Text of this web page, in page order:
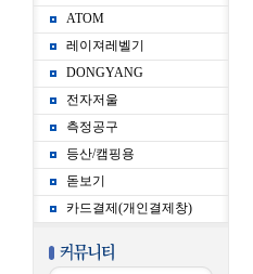
ATOM
레이져레벨기
DONGYANG
전자저울
측정공구
등산/캠핑용
돋보기
카드결제(개인결제창)